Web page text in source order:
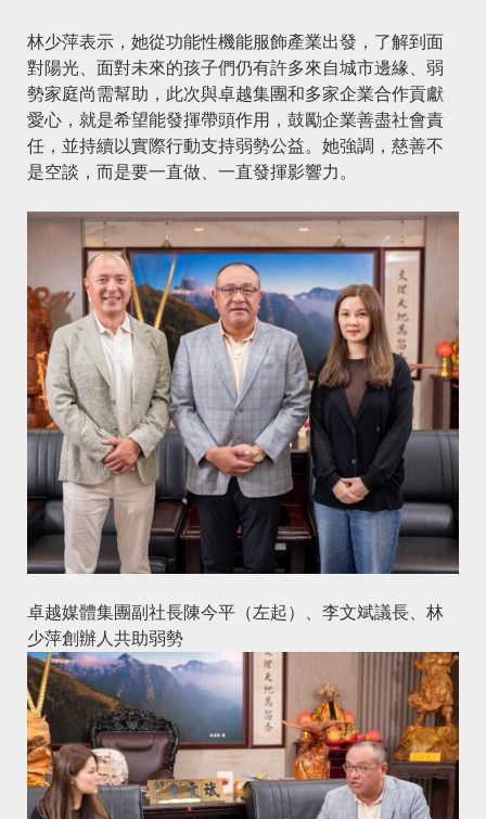
林少萍表示，她從功能性機能服飾產業出發，了解到面
對陽光、面對未來的孩子們仍有許多來自城市邊緣、弱
勢家庭尚需幫助，此次與卓越集團和多家企業合作貢獻
愛心，就是希望能發揮帶頭作用，鼓勵企業善盡社會責
任，並持續以實際行動支持弱勢公益。她強調，慈善不
是空談，而是要一直做、一直發揮影響力。
卓越媒體集團副社長陳今平（左起）、李文斌議長、林
少萍創辦人共助弱勢